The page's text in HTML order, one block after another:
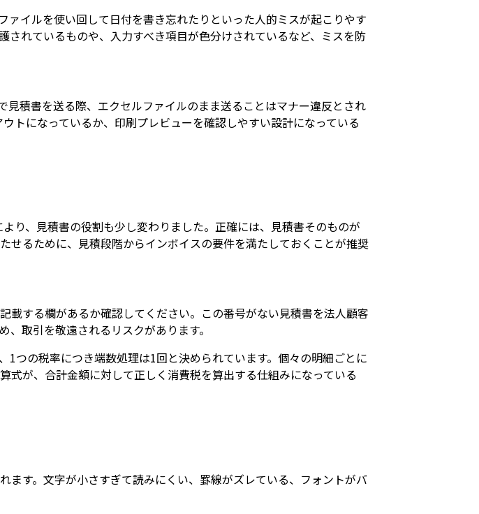
イルを使い回して日付を書き忘れたりといった人的ミスが起こりやす
れているものや、入力すべき項目が色分けされているなど、ミスを防
積書を送る際、エクセルファイルのまま送ることはマナー違反とされ
トになっているか、印刷プレビューを確認しやすい設計になっている
り、見積書の役割も少し変わりました。正確には、見積書そのものが
るために、見積段階からインボイスの要件を満たしておくことが推奨
する欄があるか確認してください。この番号がない見積書を法人顧客
取引を敬遠されるリスクがあります。
つの税率につき端数処理は1回と決められています。個々の明細ごとに
が、合計金額に対して正しく消費税を算出する仕組みになっている
す。文字が小さすぎて読みにくい、罫線がズレている、フォントがバ